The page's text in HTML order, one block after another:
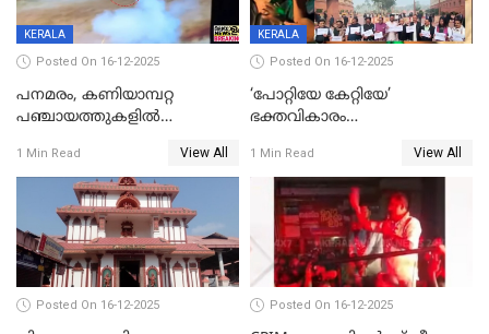
KERALA
Posted On 16-12-2025
പനമരം, കണിയാമ്പറ്റ
പഞ്ചായത്തുകളിൽ
സ്ഥാപനങ്ങൾക്ക് അവധി
1 Min Read View All
KERALA
Posted On 16-12-2025
‘പോറ്റിയേ കേറ്റിയേ’
ഭക്തവികാരം
ഡിജിപിക്ക് പരാതി; ശക്തമായ
നടപടി വേണമെന്നു
സിപിഐഎമ്മും
1 Min Read View All
Posted On 16-12-2025 Posted On 16-12-2025